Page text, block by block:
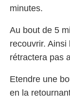
minutes.
Au bout de 5
recouvrir.
rétractera pas
Etendre une
en la